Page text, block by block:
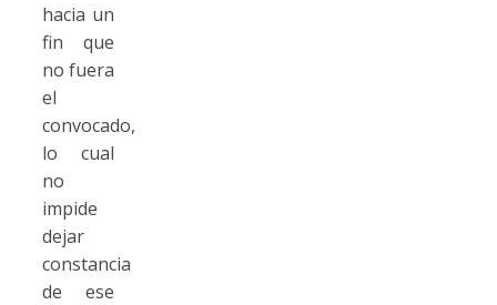
hacia un
fin que
no fuera
el
convocado,
lo cual
no
impide
dejar
constancia
de ese